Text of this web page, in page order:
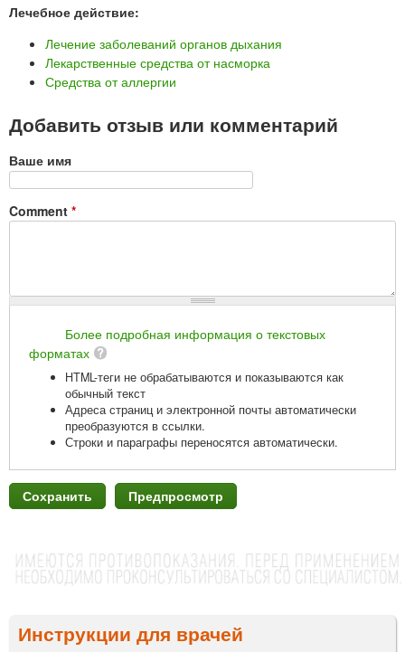
Лечебное действие:
Лечение заболеваний органов дыхания
Лекарственные средства от насморка
Средства от аллергии
Добавить отзыв или комментарий
Ваше имя
Comment *
Более подробная информация о текстовых
форматах
HTML-теги не обрабатываются и показываются как
обычный текст
Адреса страниц и электронной почты автоматически
преобразуются в ссылки.
Строки и параграфы переносятся автоматически.
Инструкции для врачей